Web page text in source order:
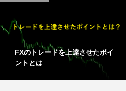
FXのトレードを上達させたポイ
ントとは